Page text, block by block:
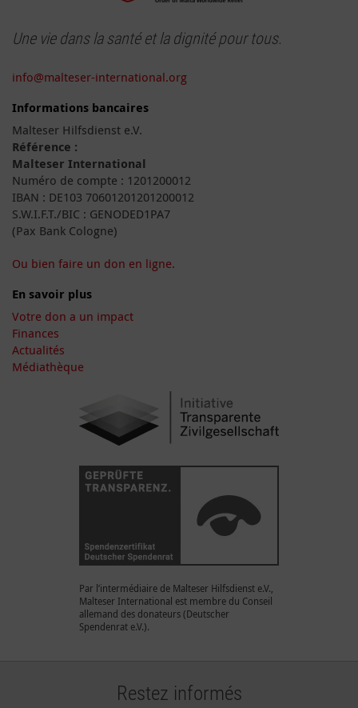
Une vie dans la santé et la dignité pour tous.
info@malteser-international.org
Informations bancaires
Malteser Hilfsdienst e.V.
Référence :
Malteser International
Numéro de compte : 1201200012
IBAN : DE103 70601201201200012
S.W.I.F.T./BIC : GENODED1PA7
(Pax Bank Cologne)
Ou bien faire un don en ligne.
En savoir plus
Votre don a un impact
Finances
Actualités
Médiathèque
Par l’intermédiaire de Malteser Hilfsdienst e.V.,
Malteser International est membre du Conseil
allemand des donateurs (Deutscher
Spendenrat e.V.).
Restez informés